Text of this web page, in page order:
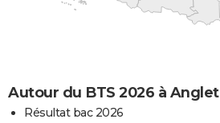
Autour du BTS 2026 à Anglet
Résultat bac 2026